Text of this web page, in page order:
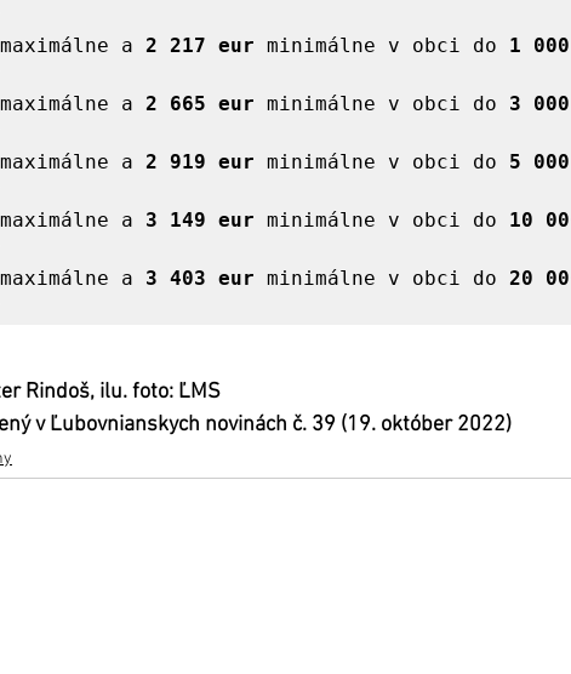
maximálne a 2 217 eur minimálne v obci do 1 000
maximálne a 2 665 eur minimálne v obci do 3 000
maximálne a 2 919 eur minimálne v obci do 5 000
maximálne a 3 149 eur minimálne v obci do 10
maximálne a 3 403 eur minimálne v obci do 20
Rindoš, ilu. foto: ĽMS
v Ľubovnianskych novinách č. 39 (19. október 2022)